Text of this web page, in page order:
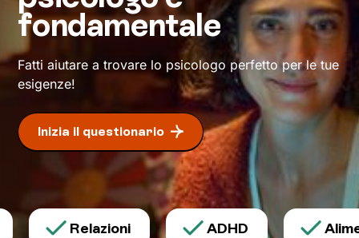
accompagnerà verso i tuoi obiettivi fino a
raggiungere un maggiore stato di
benessere.
fondamentale
Fatti aiutare a trovare lo psicologo perfetto per le tue
esigenze!
Inizia il questionario
Relazioni ADHD